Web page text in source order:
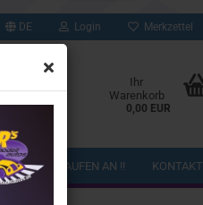
DE Login Merkzettel
Ihr
Warenkorb
0,00 EUR
!! WIR KAUFEN AN !! KONTAKT